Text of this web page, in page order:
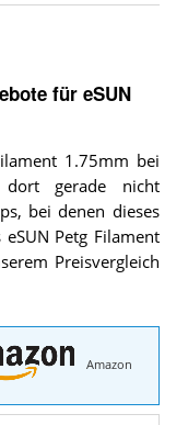
für eSUN
1.75mm bei
gerade nicht
bei denen dieses
Petg Filament
Preisvergleich
Amazon